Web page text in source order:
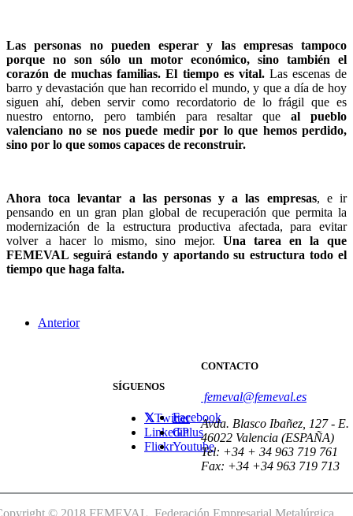
Las personas no pueden esperar y las empresas tampoco
porque no son sólo un motor económico, sino también el
corazón de muchas familias. El tiempo es vital. Las escenas de
barro y devastación que han recorrido el mundo, y que a día de hoy
siguen ahí, deben servir como recordatorio de lo frágil que es
nuestro entorno, pero también para resaltar queal pueblo
valenciano no se nos puede medir por lo que hemos perdido,
sino por lo que somos capaces de reconstruir.
Ahora toca levantar a las personas y a las empresas, e ir
pensando en un gran plan global de recuperación que permita la
modernización de la estructura productiva afectada, para evitar
volver a hacer lo mismo, sino mejor.
Una tarea en la que
FEMEVAL seguirá estando y aportando su estructura todo el
tiempo que haga falta.
Anterior
SÍGUENOS
TwitterFacebook
LinkedinGPlus
FlickrYoutube
CONTACTO
femeval@femeval.es
Avda. Blasco Ibañez, 127 - E.
46022 Valencia (ESPAÑA)
Tel: +34 + 34 963 719 761
Fax: +34 +34 963 719 713